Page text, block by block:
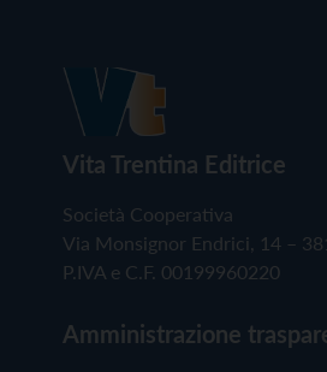
Vita Trentina Editrice
Società Cooperativa
Via Monsignor Endrici, 14 –
P.IVA e C.F. 00199960220
Amministrazione